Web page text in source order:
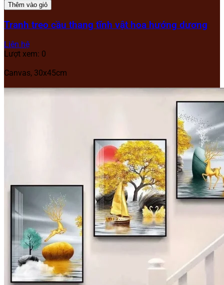
Thêm vào giỏ
Tranh treo cầu thang tĩnh vật hoa hướng dương
Liên hệ
Lượt xem: 0
Canvas, 30x45cm